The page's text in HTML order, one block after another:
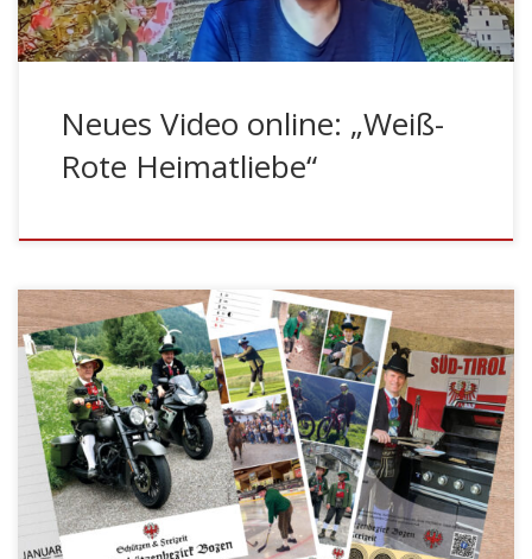
Neues Video online: „Weiß-
Rote Heimatliebe“
BOZEN – Der Bezirkskalender 2026 des Schützenbezirks
Bozen ist da! Bereits zum elften Mal erscheint der
beliebte Kalender, der ab sofort bei den Kompanien des
Bezirks erhältlich ist. Unter dem Motto „Schützen und
Freizeit“ widmet sich die diesjährige Ausgabe jenen
Momenten, in denen Tradition und persönliches Leben
aufeinandertreffen.